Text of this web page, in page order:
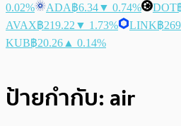
0.02%
ADA฿6.34▼ 0.74% DOT
AVAX฿219.22 ▼ 1.73% LINK฿
KUB฿20.26 ▲ 0.14%
ป้ายกำกับ: air